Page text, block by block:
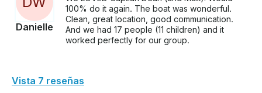
Danielle
100% do it again. The boat was wonderful.
Clean, great location, good communication.
And we had 17 people (11 children) and it
worked perfectly for our group.
Vista 7 reseñas